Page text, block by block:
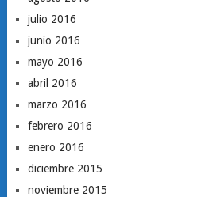
julio 2016
junio 2016
mayo 2016
abril 2016
marzo 2016
febrero 2016
enero 2016
diciembre 2015
noviembre 2015